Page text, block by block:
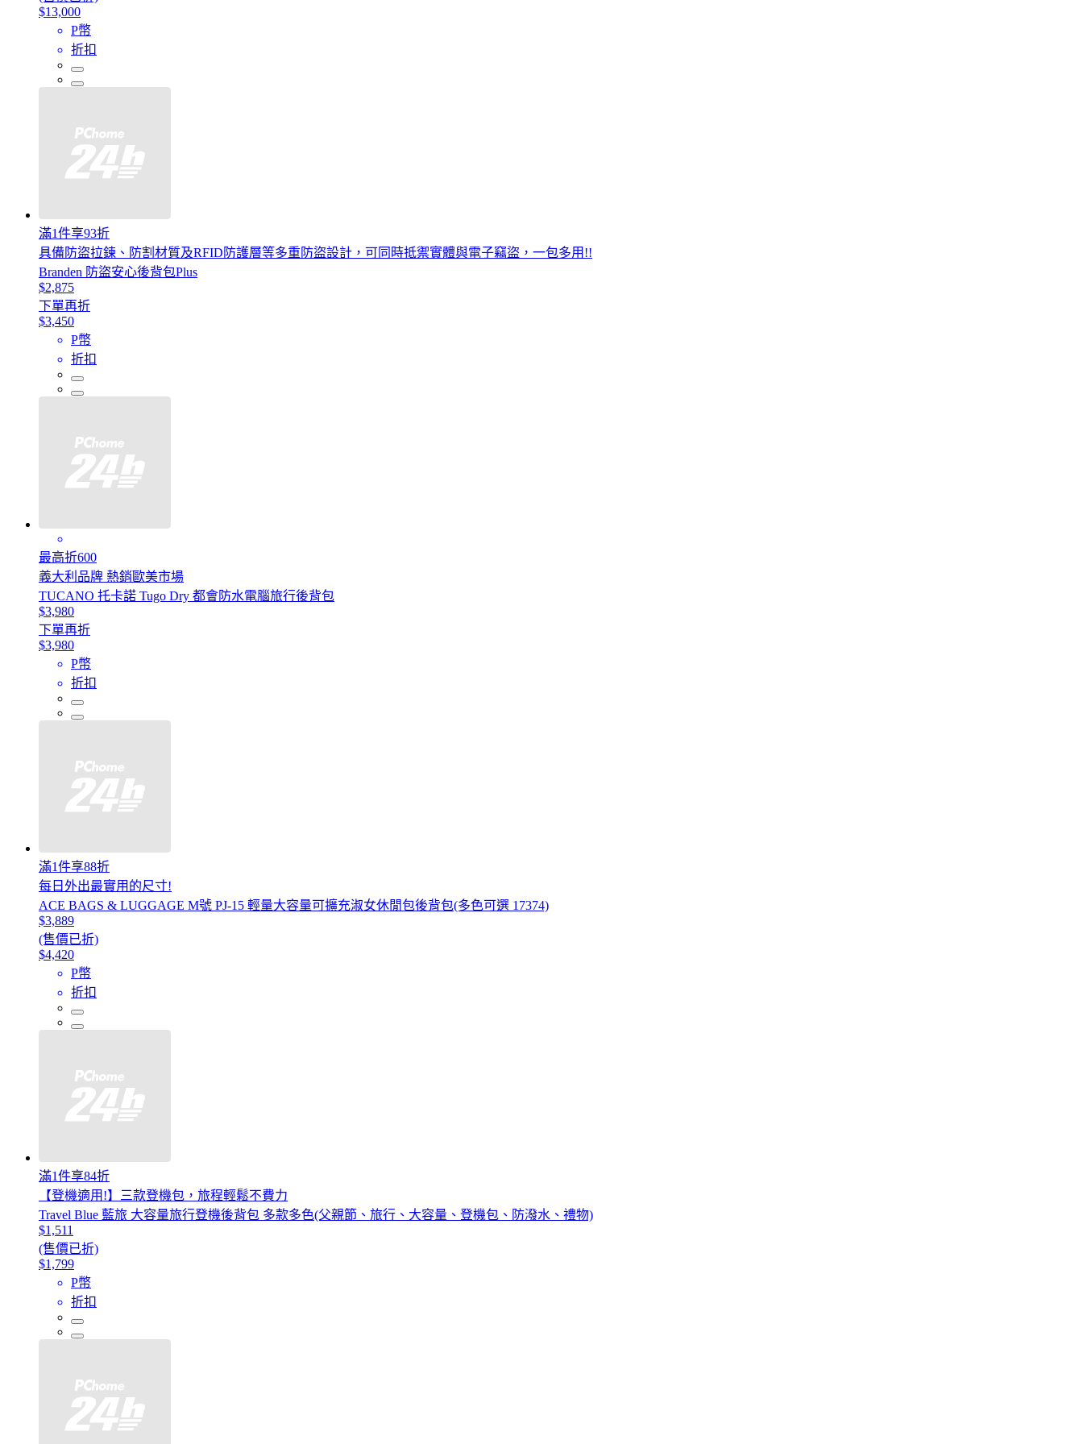
$13,000
P幣
折扣
滿1件享93折
具備防盜拉鍊、防割材質及RFID防護層等多重防盜設計，可同時抵禦實體與電子竊盜，一包多用!!
Branden 防盜安心後背包Plus
$2,875
下單再折
$3,450
P幣
折扣
最高折600
義大利品牌 熱銷歐美市場
TUCANO 托卡諾 Tugo Dry 都會防水電腦旅行後背包
$3,980
下單再折
$3,980
P幣
折扣
滿1件享88折
每日外出最實用的尺寸!
ACE BAGS & LUGGAGE M號 PJ-15 輕量大容量可擴充淑女休閒包後背包(多色可選 17374)
$3,889
(售價已折)
$4,420
P幣
折扣
滿1件享84折
【登機適用!】三款登機包，旅程輕鬆不費力
Travel Blue 藍旅 大容量旅行登機後背包 多款多色(父親節、旅行、大容量、登機包、防潑水、禮物)
$1,511
(售價已折)
$1,799
P幣
折扣